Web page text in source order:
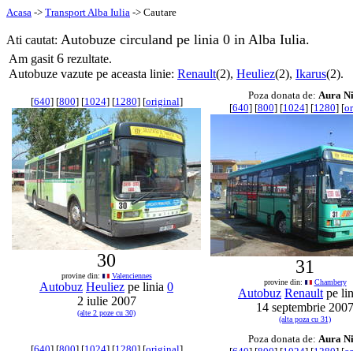
Acasa -> Transport Alba Iulia -> Cautare
Ati cautat: Autobuze circuland pe linia 0 in Alba Iulia.
Am gasit 6 rezultate.
Autobuze vazute pe aceasta linie: Renault(2), Heuliez(2), Ikarus(2).
[640] [800] [1024] [1280] [original]
30
provine din: Valenciennes
Autobuz Heuliez pe linia 0
2 iulie 2007
(alte 2 poze cu 30)
Poza donata de: Aura
[640] [800] [1024] [1280] [
31
provine din: Chambery
Autobuz Renault pe
14 septembrie 2007
(alta poza cu 31)
Poza donata de: Aura